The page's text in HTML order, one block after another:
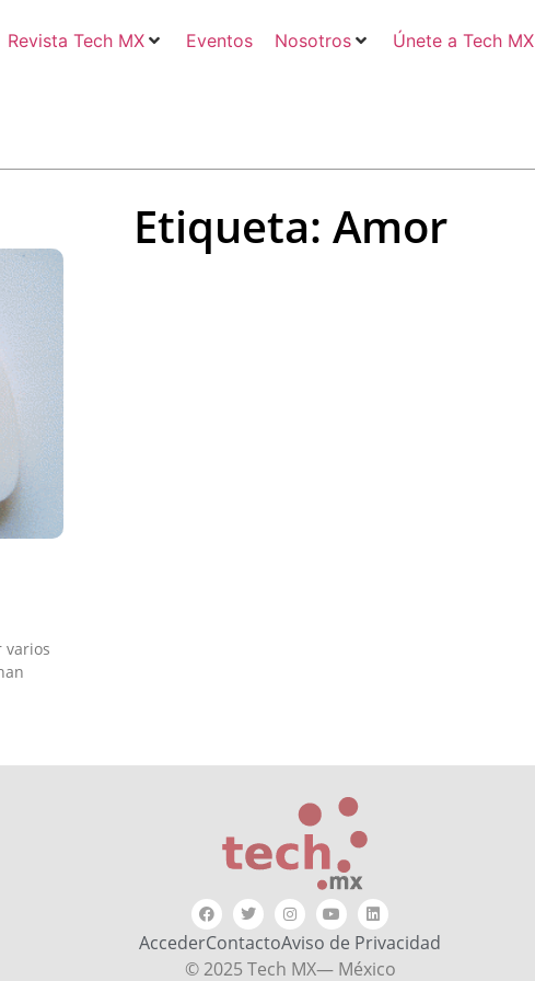
Revista Tech MX Eventos Nosotros Únete a Tech MX
Etiqueta: Amor
varios
AccederContactoAviso de Privacidad
© 2025 Tech MX— México